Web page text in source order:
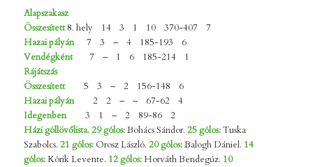
Alapszakasz
Összesített8. hely 14 3 1 10 370-407 7
Hazai pályán 7 3 – 4 185-193 6
Vendégként7 – 1 6 185-214 1
Rájátszás
Összesített 5 3 – 2 156-148 6
Hazai pályán2 2 – – 67-62 4
Idegenben 3 1 – 2 89-86 2
Házi góllövőlista.29 gólos:Bohács Sándor. 25 gólos:Tuska
Szabolcs. 21 gólos:Orosz László. 20 gólos:Balogh Dániel. 14
gólos:Kórik Levente. 12 gólos:Horváth Bendegúz. 10